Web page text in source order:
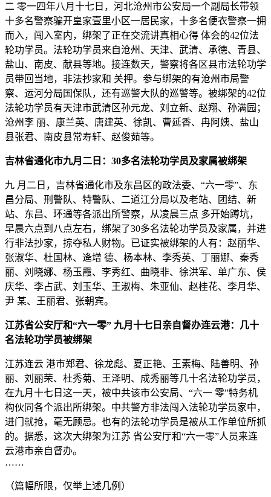
二 零一四年八月十七日，河北沧州市公安局一个副局长带领
十多名警察骗开皇家壹里小区一居民家，十多名便衣警察一拥
而入，闯入室内，绑架了正在交流讲真相心得 体会的42位法
轮功学员。法轮功学员来自沧州、天津、武清、承德、青县、
盐山、南皮、献县等地。接连数天，警察将各区县市法轮功学
员带回当地，非法抄家和 关押。参与绑架的有沧州市局警
察、运河分局国保队，还有巡警大队的巡警等。被绑架的42位
法轮功学员有天津市武清区孙元龙、刘立新、赵翔、孙满园；
沧州李 丽、康兰英、唐建英、徐凯、曹延香、冉阿姨、盐山
县张君、南皮县常寿轩、赵俊茹等。
吉林省通化市九月二日：30多名法轮功学员及家属被绑架
九 月二日，吉林省通化市及东昌区的政法委、“六一零”、东
昌分局、刑警队、特警队、二道江分局以及老站、团结、新
站、东昌、环通等各派出所警察，从凌晨三点 多开始蹲坑，
早晨六点到八点左右，绑架了30多名法轮功学员及家属，并进
行非法抄家，掠夺私人财物。已证实被绑架的人有：赵丽华、
张淑华、杜国林、逄增 德、杨本林、李秀英、丁丽娜、秦秀
丽、刘晓娜、杨玉霞、李秀红、曲晓非、徐洪军、单广东、侯
庆华、李占武、刘玉华、王淑梅、朱亚仙、赵桂花、李月华、
尹 某、王丽君、张朝宾。
江苏省公安厅和“六一零” 九月十七日亲自督办连云港：几十
名法轮功学员被绑架
江苏连云 港市郑君、徐龙彪、夏正艳、王素梅、陆善明、孙
丽、刘丽荣、杜秀菊、王泽明、成秀丽等几十名法轮功学员，
在九月十七日这一天，被中共该市公安局、“六一 零”特务机
构伙同各个派出所绑架。中共警方非法闯入法轮功学员家中，
进门就抢，毫无顾忌。也有的法轮功学员是被从工作单位所抓
的。据悉，这次大绑架为江苏 省公安厅和“六一零”人员来连
云港市亲自督办。
……
（篇幅所限，仅举上述几例）